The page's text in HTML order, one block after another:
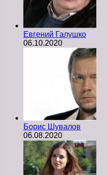
Евгений Галушко
06.10.2020
Борис Шувалов
06.08.2020